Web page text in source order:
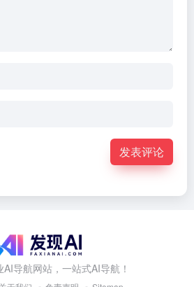
发表评论
导航网站，一站式AI导航！